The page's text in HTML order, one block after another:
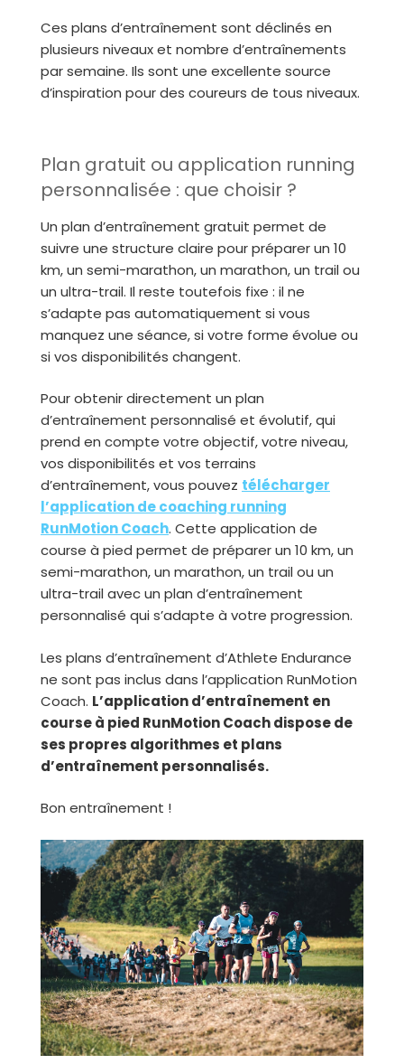
Ces plans d’entraînement sont déclinés en
plusieurs niveaux et nombre d’entraînements
par semaine. Ils sont une excellente source
d’inspiration pour des coureurs de tous niveaux.
Plan gratuit ou application running
personnalisée : que choisir ?
Un plan d’entraînement gratuit permet de
suivre une structure claire pour préparer un 10
km, un semi-marathon, un marathon, un trail ou
un ultra-trail. Il reste toutefois fixe : il ne
s’adapte pas automatiquement si vous
manquez une séance, si votre forme évolue ou
si vos disponibilités changent.
Pour obtenir directement un plan
d’entraînement personnalisé et évolutif, qui
prend en compte votre objectif, votre niveau,
vos disponibilités et vos terrains
d’entraînement, vous pouvez télécharger
l’application de coaching running
RunMotion Coach. Cette application de
course à pied permet de préparer un 10 km, un
semi-marathon, un marathon, un trail ou un
ultra-trail avec un plan d’entraînement
personnalisé qui s’adapte à votre progression.
Les plans d’entraînement d’Athlete Endurance
ne sont pas inclus dans l’application RunMotion
Coach. L’application d’entraînement en
course à pied RunMotion Coach dispose de
ses propres algorithmes et plans
d’entraînement personnalisés.
Bon entraînement !